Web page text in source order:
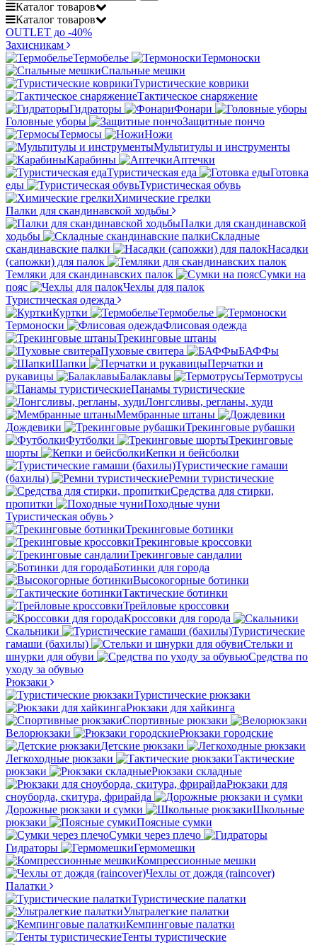
Каталог товаров
Каталог товаров
OUTLET до -40%
Захисникам
Термобелье
Термоноски
Спальные мешки
Туристические коврики
Тактическое снаряжение
Гидраторы
Фонари
Головные уборы
Защитные пончо
Термосы
Ножи
Мультитулы и инструменты
Карабины
Аптечки
Туристическая еда
Готовка
еды
Туристическая обувь
Химические грелки
Палки для скандинавской ходьбы
Палки для скандинавской
ходьбы
Складные
скандинавские палки
Насадки
(сапожки) для палок
Темляки для скандинавских палок
Сумки на
пояс
Чехлы для палок
Туристическая одежда
Куртки
Термобелье
Термоноски
Флисовая одежда
Трекинговые штаны
Пуховые свитера
БАФФы
Шапки
Перчатки и
рукавицы
Балаклавы
Термотрусы
Панамы туристические
Лонгсливы, регланы, худи
Мембранные штаны
Дождевики
Трекинговые рубашки
Футболки
Трекинговые
шорты
Кепки и бейсболки
Туристические гамаши
(бахилы)
Ремни туристические
Средства для стирки,
пропитки
Походные чуни
Туристическая обувь
Трекинговые ботинки
Трекинговые кроссовки
Трекинговые сандалии
Ботинки для города
Высокогорные ботинки
Тактические ботинки
Трейловые кроссовки
Кроссовки для города
Скальники
Туристические
гамаши (бахилы)
Стельки и
шнурки для обуви
Средства по
уходу за обувью
Рюкзаки
Туристические рюкзаки
Рюкзаки для хайкинга
Спортивные рюкзаки
Велорюкзаки
Рюкзаки городские
Детские рюкзаки
Легкоходные рюкзаки
Тактические
рюкзаки
Рюкзаки складные
Рюкзаки для
сноуборда, скитура, фрирайда
Дорожные рюкзаки и сумки
Школьные
рюкзаки
Поясные сумки
Сумки через плечо
Гидраторы
Гермомешки
Компрессионные мешки
Чехлы от дождя (raincover)
Палатки
Туристические палатки
Ультралегкие палатки
Кемпинговые палатки
Тенты туристические